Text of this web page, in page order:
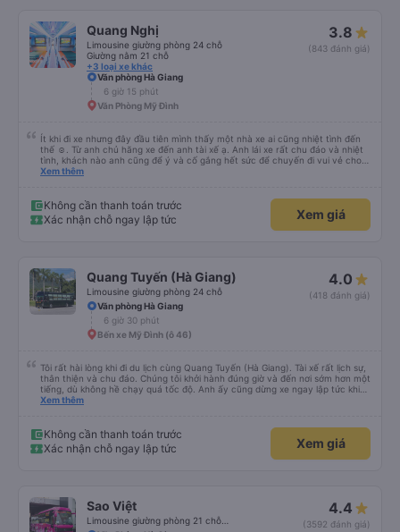
Quang Nghị
Limousine giường phòng 24 chỗ
Giường nằm 21 chỗ
+3 loại xe khác
3.8
(843 đánh giá)
Văn phòng Hà Giang
6 giờ 15 phút
Văn Phòng Mỹ Đình
Ít khi đi xe nhưng đây đầu tiên mình thấy một nhà xe ai cũng nhiệt tình đến
thế ☺️. Từ anh chủ hãng xe đến anh tài xế ạ. Anh lái xe rất chu đáo và nhiệt
tình, khách nào anh cũng để ý và cố gắng hết sức để chuyến đi vui vẻ cho
mọi người. Hôm qua cuối tuần nên rất đông, đường tắc làm xe đi muộn nhiều,
vẻ nhất có thể. Mình nghĩ hãng xe có thể có thêm phụ xe ở tất cả các xe
cho lái xe đỡ mệt, tìm thêm các bạn phụ xe biết nói tiếng Anh, hoặc mở các
lớp phụ đạo dạy tiếng Anh giao tiếp cho các anh lái xe đường dài. Vì cá nhân
xe.
Xem thêm
Không cần thanh toán trước
Xác nhận chỗ ngay lập tức
Xem giá
Quang Tuyến (Hà Giang)
Limousine giường phòng 24 chỗ
4.0
(418 đánh giá)
Văn phòng Hà Giang
6 giờ 30 phút
Bến xe Mỹ Đình (ô 46)
Tôi rất hài lòng khi đi du lịch cùng Quang Tuyến (Hà Giang). Tài xế rất lịch sự,
thân thiện và chu đáo. Chúng tôi khởi hành đúng giờ và đến nơi sớm hơn một
tiếng, dù không hề chạy quá tốc độ. Anh ấy cũng dừng xe ngay lập tức khi
tôi cần đi vệ sinh. Suốt cả chuyến đi, chúng tôi cảm thấy hoàn toàn an toàn.
Xem thêm
Không cần thanh toán trước
Xác nhận chỗ ngay lập tức
Xem giá
Sao Việt 4.4
(3592 đánh giá)